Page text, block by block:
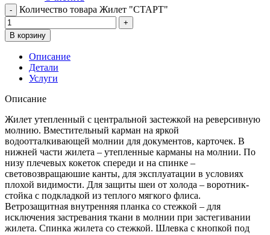
Количество товара Жилет "СТАРТ"
В корзину
Описание
Детали
Услуги
Описание
Жилет утепленный с центральной застежкой на реверсивную
молнию. Вместительный карман на яркой
водоотталкивающей молнии для документов, карточек. В
нижней части жилета – утепленные карманы на молнии. По
низу плечевых кокеток спереди и на спинке –
световозвращаюшие канты, для эксплуатации в условиях
плохой видимости. Для защиты шеи от холода – воротник-
стойка с подкладкой из теплого мягкого флиса.
Ветрозащитная внутренняя планка со стежкой – для
исключения застревания ткани в молнии при застегивании
жилета. Спинка жилета со стежкой. Шлевка с кнопкой под